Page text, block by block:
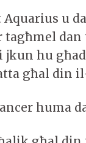
u
tagħmel
hu
għal din
huma